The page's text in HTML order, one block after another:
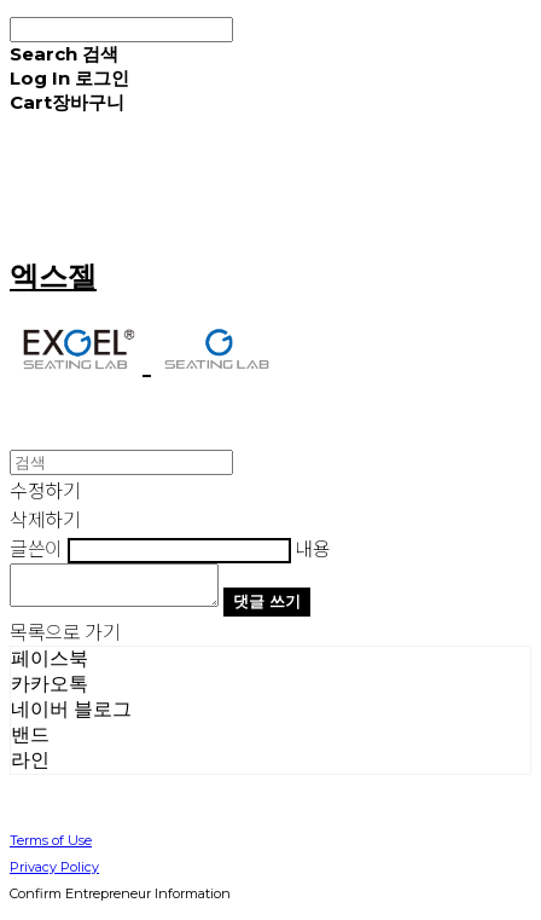
Search 검색
Log In 로그인
Cart장바구니
엑스젤
수정하기
삭제하기
글쓴이
내용
댓글 쓰기
목록으로 가기
페이스북
카카오톡
네이버 블로그
밴드
라인
Terms of Use
Privacy Policy
Confirm Entrepreneur Information